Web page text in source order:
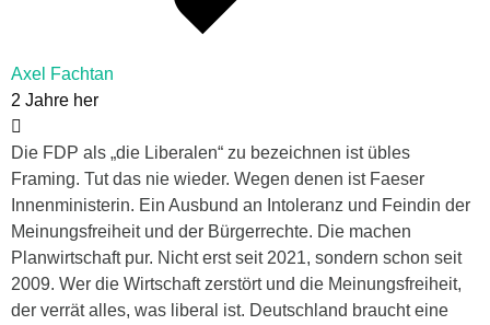
Axel Fachtan
2 Jahre her
Die FDP als „die Liberalen“ zu bezeichnen ist übles
Framing. Tut das nie wieder. Wegen denen ist Faeser
Innenministerin. Ein Ausbund an Intoleranz und Feindin der
Meinungsfreiheit und der Bürgerrechte. Die machen
Planwirtschaft pur. Nicht erst seit 2021, sondern schon seit
2009. Wer die Wirtschaft zerstört und die Meinungsfreiheit,
der verrät alles, was liberal ist. Deutschland braucht eine